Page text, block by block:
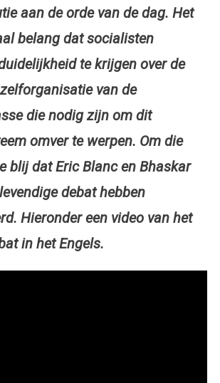
aan de orde van de dag. Het
belang dat socialisten
te krijgen over de
van de
die nodig zijn om dit
omver te werpen. Om die
blij dat Eric Blanc en Bhaskar
debat hebben
Hieronder een video van het
in het Engels.